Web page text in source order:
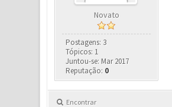
Novato
Postagens: 3
Tópicos: 1
Juntou-se: Mar 2017
Reputação: 0
Encontrar